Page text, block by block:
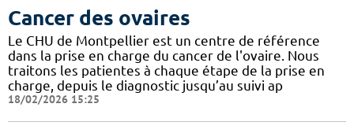
Cancer des ovaires
Le CHU de Montpellier est un centre de référence
dans la prise en charge du cancer de l'ovaire. Nous
traitons les patientes à chaque étape de la prise en
charge, depuis le diagnostic jusqu’au suivi ap
18/02/2026 15:25